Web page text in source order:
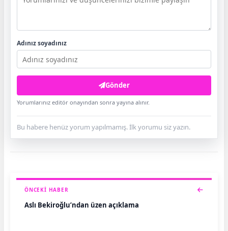
Adınız soyadınız
Gönder
Yorumlarınız editör onayından sonra yayına alınır.
Bu habere henüz yorum yapılmamış. İlk yorumu siz yazın.
ÖNCEKI HABER
Aslı Bekiroğlu’ndan üzen açıklama